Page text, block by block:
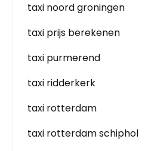
taxi noord groningen
taxi prijs berekenen
taxi purmerend
taxi ridderkerk
taxi rotterdam
taxi rotterdam schiphol